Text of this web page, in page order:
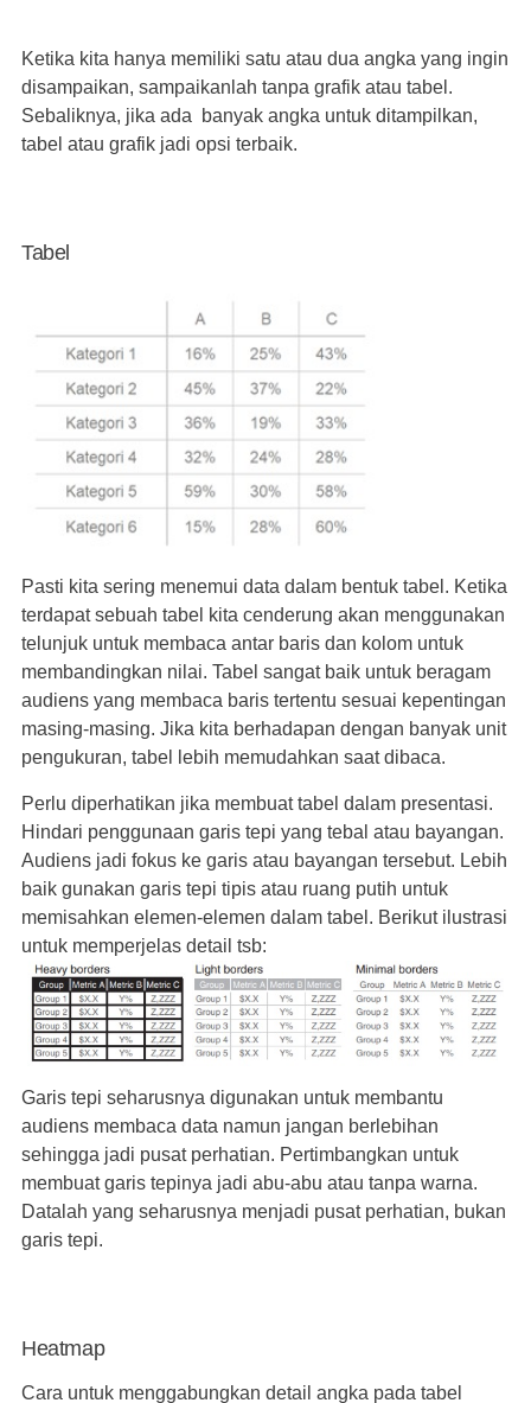
Ketika kita hanya memiliki satu atau dua angka yang ingin
disampaikan, sampaikanlah tanpa grafik atau tabel.
Sebaliknya, jika ada banyak angka untuk ditampilkan,
tabel atau grafik jadi opsi terbaik.
Tabel
Pasti kita sering menemui data dalam bentuk tabel. Ketika
terdapat sebuah tabel kita cenderung akan menggunakan
telunjuk untuk membaca antar baris dan kolom untuk
membandingkan nilai. Tabel sangat baik untuk beragam
audiens yang membaca baris tertentu sesuai kepentingan
masing-masing. Jika kita berhadapan dengan banyak unit
pengukuran, tabel lebih memudahkan saat dibaca.
Perlu diperhatikan jika membuat tabel dalam presentasi.
Hindari penggunaan garis tepi yang tebal atau bayangan.
Audiens jadi fokus ke garis atau bayangan tersebut. Lebih
baik gunakan garis tepi tipis atau ruang putih untuk
memisahkan elemen-elemen dalam tabel. Berikut ilustrasi
untuk memperjelas detail tsb:
Garis tepi seharusnya digunakan untuk membantu
audiens membaca data namun jangan berlebihan
sehingga jadi pusat perhatian. Pertimbangkan untuk
membuat garis tepinya jadi abu-abu atau tanpa warna.
Datalah yang seharusnya menjadi pusat perhatian, bukan
garis tepi.
Heatmap
Cara untuk menggabungkan detail angka pada tabel